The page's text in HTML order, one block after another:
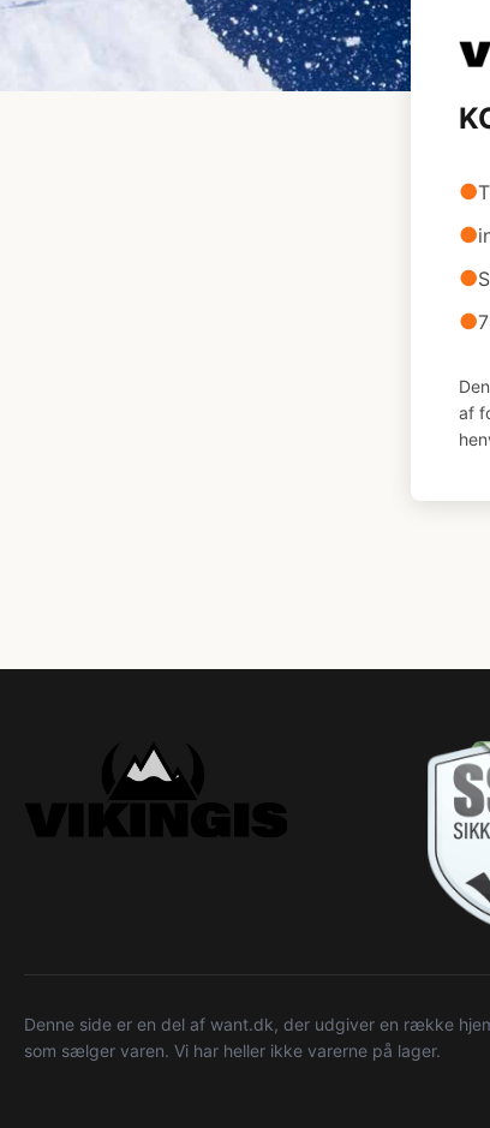
●
●
●
●
af
Denne side er en del af want.dk, der udgiver en række
som sælger varen. Vi har heller ikke varerne på lager.